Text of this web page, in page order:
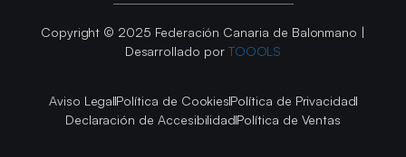
Copyright © 2025 Federación Canaria de Balonmano |
Desarrollado por TOOOLS
Aviso LegalPolítica de CookiesPolítica de Privacidad
Declaración de AccesibilidadPolítica de Ventas